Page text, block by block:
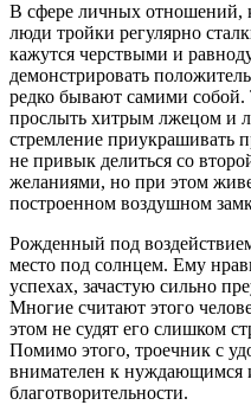
В сфере личных отношений,
люди тройки регулярно
кажутся черствыми и
демонстрировать
редко бывают самими
прослыть хитрым лжецом и
стремление приукрашивать
не привык делиться со
желаниями, но при этом
построенном воздушном
Рожденный под
место под солнцем. Ему
успехах, зачастую сильно
Многие считают этого
этом не судят его слишком
Помимо этого, троечник с
внимателен к нуждающимся
благотворительности.